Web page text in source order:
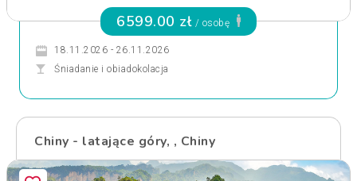
6599.00 zł / osobę
18.11.2026 - 26.11.2026
Śniadanie i obiadokolacja
Chiny - latające góry, , Chiny